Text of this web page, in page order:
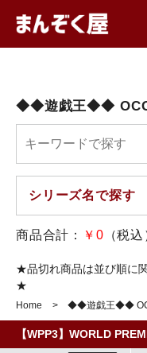
まんぞ
◆◆遊戯王◆◆
商品合計： ￥0 （税込
★品切れ商品は並び順に
★
Home ◆◆遊戯王◆◆
【WPP3】WORLD